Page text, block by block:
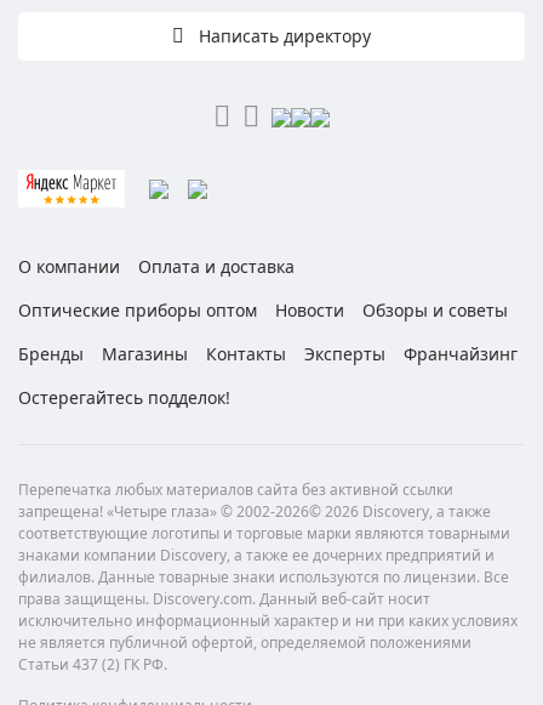
Написать директору
О компании
Оплата и доставка
Оптические приборы оптом
Новости
Обзоры и советы
Бренды
Магазины Контакты Эксперты
Франчайзинг
Остерегайтесь подделок!
Перепечатка любых материалов сайта без активной ссылки
запрещена! «Четыре глаза» © 2002-2026© 2026 Discovery, а также
соответствующие логотипы и торговые марки являются товарными
знаками компании Discovery, а также ее дочерних предприятий и
филиалов. Данные товарные знаки используются по лицензии. Все
права защищены. Discovery.com. Данный веб-сайт носит
исключительно информационный характер и ни при каких условиях
не является публичной офертой, определяемой положениями
Статьи 437 (2) ГК РФ.